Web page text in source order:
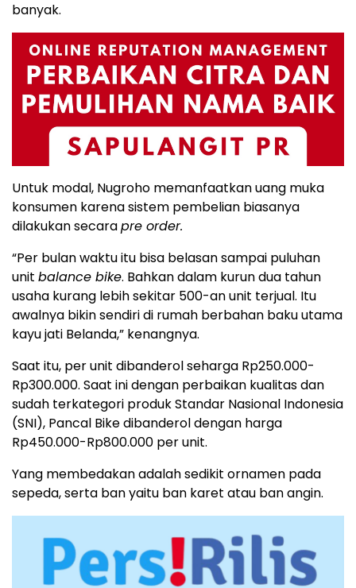
banyak.
Untuk modal, Nugroho memanfaatkan uang muka
konsumen karena sistem pembelian biasanya
dilakukan secarapre order.
“Per bulan waktu itu bisa belasan sampai puluhan
unit balance bike. Bahkan dalam kurun dua tahun
usaha kurang lebih sekitar 500-an unit terjual. Itu
awalnya bikin sendiri di rumah berbahan baku utama
kayu jati Belanda,” kenangnya.
Saat itu, per unit dibanderol seharga Rp250.000-
Rp300.000. Saat ini dengan perbaikan kualitas dan
sudah terkategori produk Standar Nasional Indonesia
(SNI), Pancal Bike dibanderol dengan harga
Rp450.000-Rp800.000 per unit.
Yang membedakan adalah sedikit ornamen pada
sepeda, serta ban yaitu ban karet atau ban angin.